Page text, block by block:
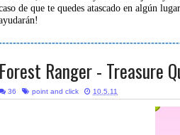
de que te quedes atascado en algún
Forest Ranger - Treasure
36 point and click 10.5.11